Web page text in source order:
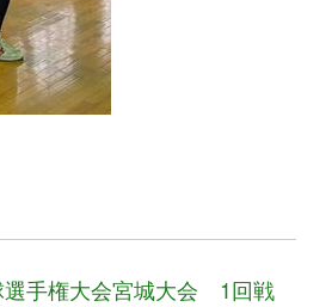
選手権大会宮城大会 1回戦